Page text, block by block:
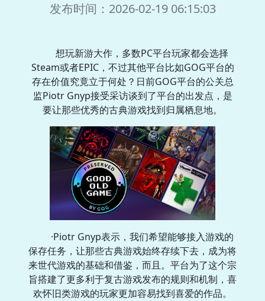
发布时间：2026-02-19 06:15:03
想玩新游大作，多数PC平台玩家都会选择
Steam或者EPIC，不过其他平台比如GOG平台的
存在价值究竟立于何处？日前GOG平台的公关总
监Piotr Gnyp接受采访谈到了平台的出发点，是
要让那些优秀的古典游戏找到归属栖息地。
·Piotr Gnyp表示，我们希望能够接入游戏的
保存任务，让那些古典游戏始终存续下去，成为将
来世代游戏的基础和借鉴，而且。平台为了这个宗
旨搭建了更多利于复古游戏发布的规则和机制，喜
欢怀旧类游戏的玩家更加容易找到喜爱的作品。